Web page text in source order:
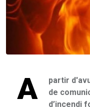
A
partir
de
d’incendi